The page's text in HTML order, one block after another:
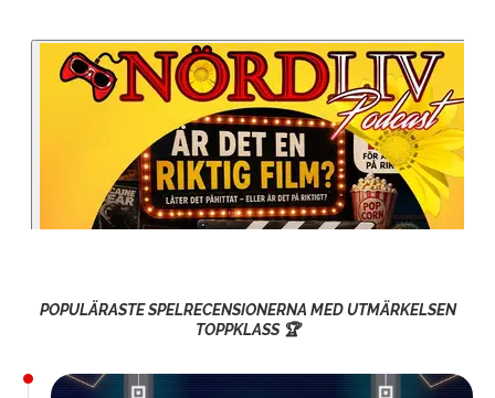
POPULÄRASTE SPELRECENSIONERNA MED UTMÄRKELSEN
TOPPKLASS 🏆